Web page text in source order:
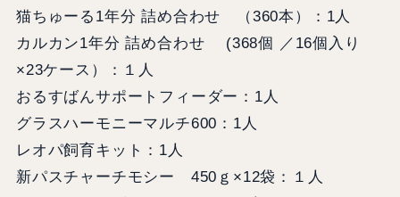
猫ちゅーる1年分 詰め合わせ （360本）：1人
カルカン1年分 詰め合わせ (368個 ／16個入り
×23ケース）：１人
おるすばんサポートフィーダー：1人
グラスハーモニーマルチ600：1人
レオパ飼育キット：1人
新パスチャーチモシー 450ｇ×12袋：１人